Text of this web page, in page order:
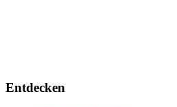
Entdecken